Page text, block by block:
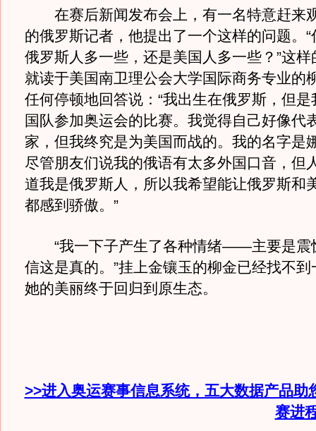
在赛后新闻发布会上，有一名特意赶来
的俄罗斯记者，他提出了一个这样的问题。
俄罗斯人多一些，还是美国人多一些？”这
就读于美国南卫理公会大学国际商务专业的
任何停顿地回答说：“我出生在俄罗斯，但
国队参加奥运会的比赛。我觉得自己好像代
家，但我终究是为美国而战的。我的名字是
尽管朋友们说我的俄语有太多外国口音，但
道我是俄罗斯人，所以我希望能让俄罗斯和
都感到骄傲。”
“我一下子产生了各种情绪——主要是震
信这是真的。”挂上金镶玉的柳金已经找不
她的美丽终于回归到原生态。
>>进入奥运赛事信息系统，五大数据产品助
赛进